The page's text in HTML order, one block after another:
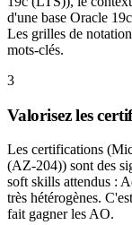
d'une base Oracle
Les grilles de
mots-clés.
3
Valorisez les
Les certifications
(AZ-204)) sont des
soft skills attendus :
très hétérogènes.
fait gagner les AO.